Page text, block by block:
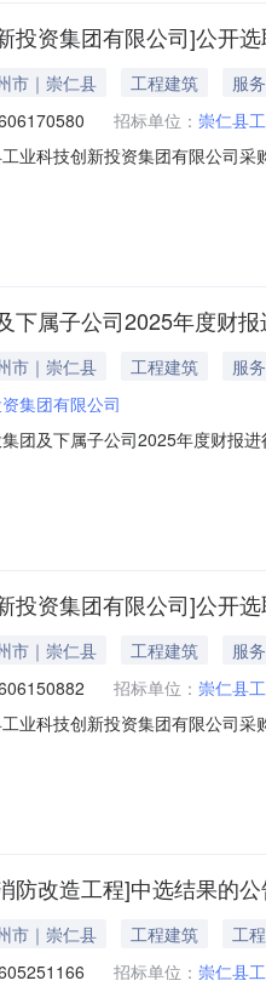
投资集团有限公司]公开
市｜崇仁县 工程建筑
服务
招标单位： 崇仁县
业科技创新投资集团有限公司
标准》的通知服务内容：关于
下属子公司2025年度财
市｜崇仁县 工程建筑
服务
集团有限公司
团及下属子公司2025年度财报
投资集团有限公司]公开
市｜崇仁县 工程建筑
服务
招标单位： 崇仁县
业科技创新投资集团有限公司
标准》的通知服务内容：关于
防改造工程]中选结果的
市｜崇仁县 工程建筑
工程
招标单位： 崇仁县